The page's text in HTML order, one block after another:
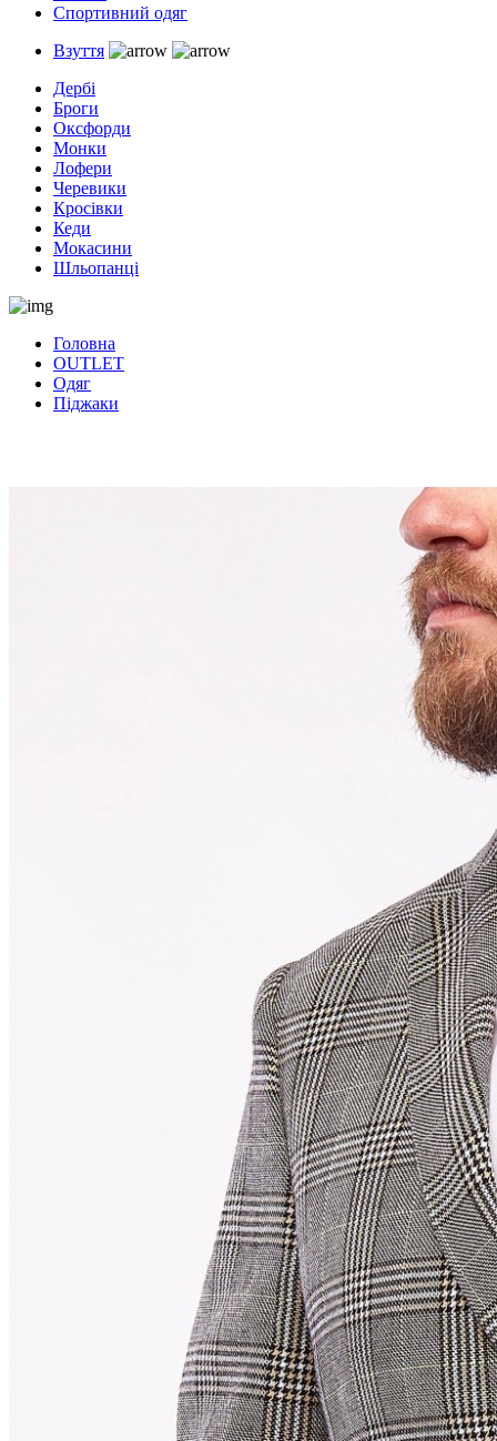
Спортивний одяг
Взуття
Дербі
Броги
Оксфорди
Монки
Лофери
Черевики
Кросівки
Кеди
Мокасини
Шльопанці
Головна
OUTLET
Одяг
Піджаки